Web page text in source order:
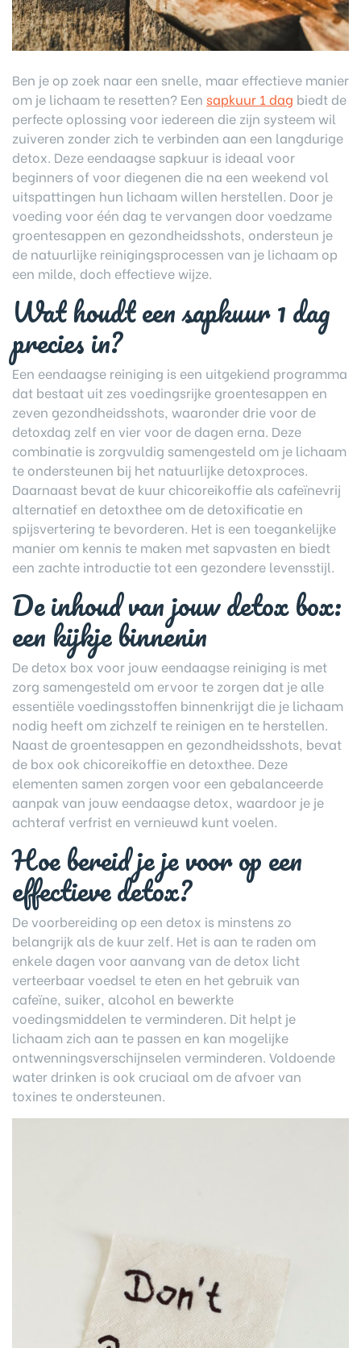
Ben je op zoek naar een snelle, maar effectieve manier
om je lichaam te resetten? Een sapkuur 1 dag biedt de
perfecte oplossing voor iedereen die zijn systeem wil
zuiveren zonder zich te verbinden aan een langdurige
detox. Deze eendaagse sapkuur is ideaal voor
beginners of voor diegenen die na een weekend vol
uitspattingen hun lichaam willen herstellen. Door je
voeding voor één dag te vervangen door voedzame
groentesappen en gezondheidsshots, ondersteun je
de natuurlijke reinigingsprocessen van je lichaam op
een milde, doch effectieve wijze.
Wat houdt een sapkuur 1 dag
precies in?
Een eendaagse reiniging is een uitgekiend programma
dat bestaat uit zes voedingsrijke groentesappen en
zeven gezondheidsshots, waaronder drie voor de
detoxdag zelf en vier voor de dagen erna. Deze
combinatie is zorgvuldig samengesteld om je lichaam
te ondersteunen bij het natuurlijke detoxproces.
Daarnaast bevat de kuur chicoreikoffie als cafeïnevrij
alternatief en detoxthee om de detoxificatie en
spijsvertering te bevorderen. Het is een toegankelijke
manier om kennis te maken met sapvasten en biedt
een zachte introductie tot een gezondere levensstijl.
De inhoud van jouw detox box:
een kijkje binnenin
De detox box voor jouw eendaagse reiniging is met
zorg samengesteld om ervoor te zorgen dat je alle
essentiële voedingsstoffen binnenkrijgt die je lichaam
nodig heeft om zichzelf te reinigen en te herstellen.
Naast de groentesappen en gezondheidsshots, bevat
de box ook chicoreikoffie en detoxthee. Deze
elementen samen zorgen voor een gebalanceerde
aanpak van jouw eendaagse detox, waardoor je je
achteraf verfrist en vernieuwd kunt voelen.
Hoe bereid je je voor op een
effectieve detox?
De voorbereiding op een detox is minstens zo
belangrijk als de kuur zelf. Het is aan te raden om
enkele dagen voor aanvang van de detox licht
verteerbaar voedsel te eten en het gebruik van
cafeïne, suiker, alcohol en bewerkte
voedingsmiddelen te verminderen. Dit helpt je
lichaam zich aan te passen en kan mogelijke
ontwenningsverschijnselen verminderen. Voldoende
water drinken is ook cruciaal om de afvoer van
toxines te ondersteunen.